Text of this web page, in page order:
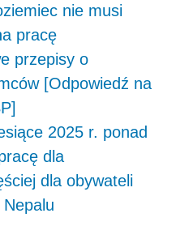
nie musi
pracę
przepisy o
[Odpowiedź na
2025 r. ponad
dla
dla obywateli